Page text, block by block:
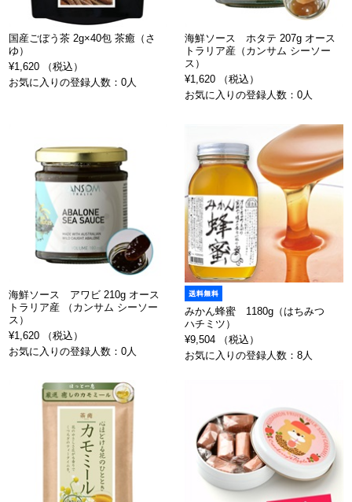
国産ごぼう茶 2g×40包 茶癒（さ
ゆ）
¥1,620 （税込）
お気に入りの登録人数：0人
海鮮ソース ホタテ 207g オース
トラリア産（カンサム シーソー
ス）
¥1,620 （税込）
お気に入りの登録人数：0人
海鮮ソース アワビ 210g オース
トラリア産 （カンサム シーソー
ス）
¥1,620 （税込）
お気に入りの登録人数：0人
みかん蜂蜜 1180g（はちみつ
ハチミツ）
¥9,504 （税込）
お気に入りの登録人数：8人